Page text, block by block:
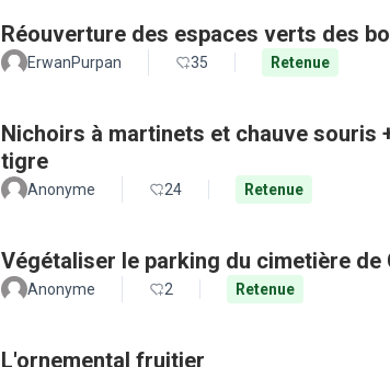
Réouverture des espaces verts des
ErwanPurpan 35 Retenue
Nichoirs à martinets et chauve souris
tigre
Anonyme 24 Retenue
Végétaliser le parking du cimetière de
Anonyme 2 Retenue
L'ornemental fruitier